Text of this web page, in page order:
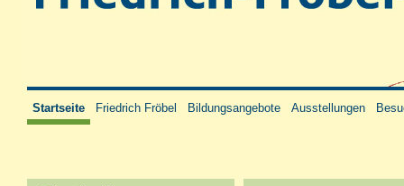
Startseite Friedrich Fröbel Bildungsangebote Ausstellungen